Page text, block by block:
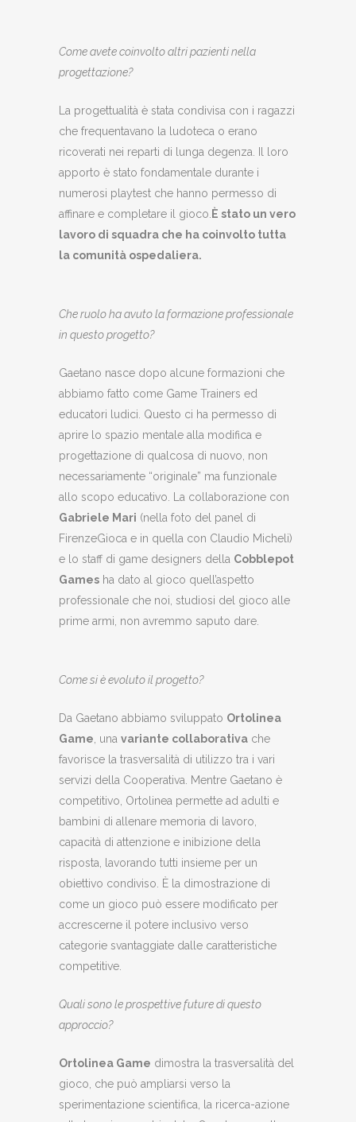
Come avete coinvolto altri pazienti nella
progettazione?
La progettualità è stata condivisa con i ragazzi
che frequentavano la ludoteca o erano
ricoverati nei reparti di lunga degenza. Il loro
apporto è stato fondamentale durante i
numerosi playtest che hanno permesso di
affinare e completare il gioco. È stato un vero
lavoro di squadra che ha coinvolto tutta
la comunità ospedaliera.
Che ruolo ha avuto la formazione professionale
in questo progetto?
Gaetano nasce dopo alcune formazioni che
abbiamo fatto come Game Trainers ed
educatori ludici. Questo ci ha permesso di
aprire lo spazio mentale alla modifica e
progettazione di qualcosa di nuovo, non
necessariamente “originale” ma funzionale
allo scopo educativo. La collaborazione con
Gabriele Mari (nella foto del panel di
FirenzeGioca e in quella con Claudio Micheli)
e lo staff di game designers della Cobblepot
Games ha dato al gioco quell’aspetto
professionale che noi, studiosi del gioco alle
prime armi, non avremmo saputo dare.
Come si è evoluto il progetto?
Da Gaetano abbiamo sviluppato Ortolinea
Game , una variante collaborativa che
favorisce la trasversalità di utilizzo tra i vari
servizi della Cooperativa. Mentre Gaetano è
competitivo, Ortolinea permette ad adulti e
bambini di allenare memoria di lavoro,
capacità di attenzione e inibizione della
risposta, lavorando tutti insieme per un
obiettivo condiviso. È la dimostrazione di
come un gioco può essere modificato per
accrescerne il potere inclusivo verso
categorie svantaggiate dalle caratteristiche
competitive.
Quali sono le prospettive future di questo
approccio?
Ortolinea Game dimostra la trasversalità del
gioco, che può ampliarsi verso la
sperimentazione scientifica, la ricerca-azione